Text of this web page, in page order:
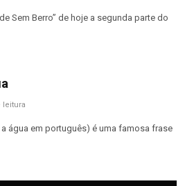
Sem Berro” de hoje a segunda parte do
leitura
água em português) é uma famosa frase